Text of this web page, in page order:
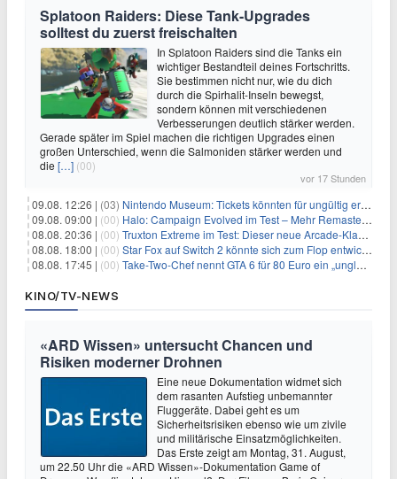
Splatoon Raiders: Diese Tank-Upgrades
solltest du zuerst freischalten
In Splatoon Raiders sind die Tanks ein
wichtiger Bestandteil deines Fortschritts.
Sie bestimmen nicht nur, wie du dich
durch die Spirhalit-Inseln bewegst,
sondern können mit verschiedenen
Verbesserungen deutlich stärker werden.
Gerade später im Spiel machen die richtigen Upgrades einen
großen Unterschied, wenn die Salmoniden stärker werden und
die […] (00)
vor 17 Stunden
09.08. 12:26 | (03) Nintendo Museum: Tickets könnten für ungültig erklärt werden!
09.08. 09:00 | (00) Halo: Campaign Evolved im Test – Mehr Remaster als Remake
08.08. 20:36 | (00) Truxton Extreme im Test: Dieser neue Arcade-Klassiker verzeiht dir gar nichts
08.08. 18:00 | (00) Star Fox auf Switch 2 könnte sich zum Flop entwickeln
08.08. 17:45 | (00) Take-Two-Chef nennt GTA 6 für 80 Euro ein „unglaubliches Schnäppchen“
KINO/TV-NEWS
«ARD Wissen» untersucht Chancen und
Risiken moderner Drohnen
Eine neue Dokumentation widmet sich
dem rasanten Aufstieg unbemannter
Fluggeräte. Dabei geht es um
Sicherheitsrisiken ebenso wie um zivile
und militärische Einsatzmöglichkeiten.
Das Erste zeigt am Montag, 31. August,
um 22.50 Uhr die «ARD Wissen»-Dokumentation Game of